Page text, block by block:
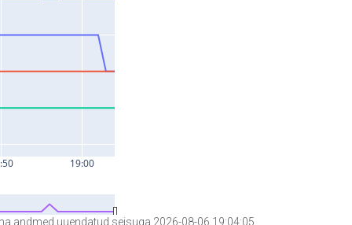
andmed uuendatud seisuga 2026-08-06 19:04:05